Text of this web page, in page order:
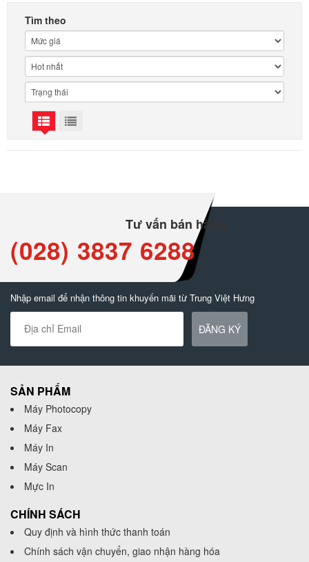
Tìm theo
Tư vấn bán hàng
(028) 3837 6288
Nhập email để nhận thông tin khuyến mãi từ Trung Việt Hưng
ĐĂNG KÝ
SẢN PHẨM
Máy Photocopy
Máy Fax
Máy In
Máy Scan
Mực In
CHÍNH SÁCH
Quy định và hình thức thanh toán
Chính sách vận chuyển, giao nhận hàng hóa